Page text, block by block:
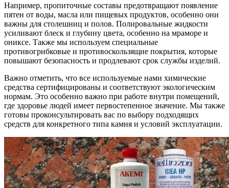
Например, пропиточные составы предотвращают появление
пятен от воды, масла или пищевых продуктов, особенно они
важны для столешниц и полов. Полировальные жидкости
усиливают блеск и глубину цвета, особенно на мраморе и
ониксе. Также мы используем специальные
противогрибковые и противоскользящие покрытия, которые
повышают безопасность и продлевают срок службы изделий.
Важно отметить, что все используемые нами химические
средства сертифицированы и соответствуют экологическим
нормам. Это особенно важно при работе внутри помещений,
где здоровье людей имеет первостепенное значение. Мы также
готовы проконсультировать вас по выбору подходящих
средств для конкретного типа камня и условий эксплуатации.